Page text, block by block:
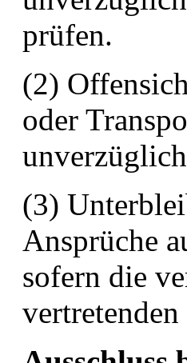
prüfen.
(2)
oder
(3)
Ansprüche
sofern die